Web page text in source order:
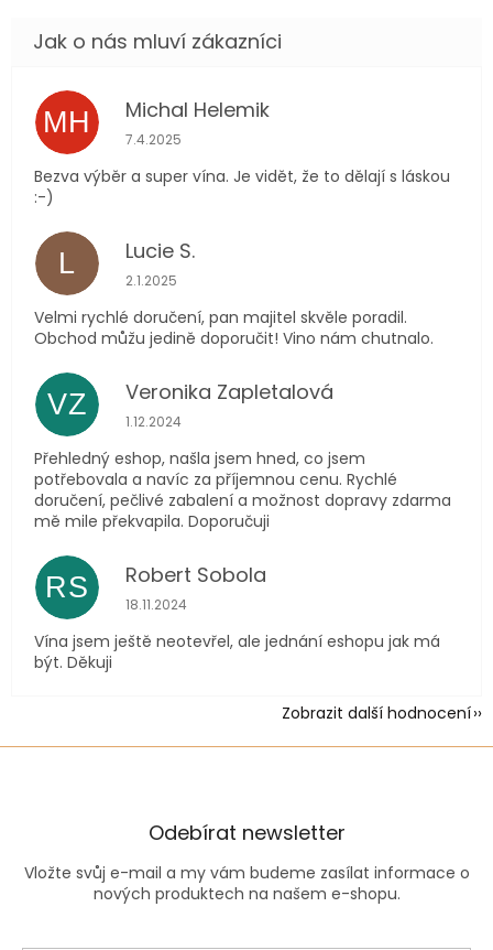
MH Michal Helemik
Hodnocení obchodu je 5 z 5 hvězdiček.
7.4.2025
Bezva výběr a super vína. Je vidět, že to dělají s láskou
:-)
L Lucie S.
Hodnocení obchodu je 5 z 5 hvězdiček.
2.1.2025
Velmi rychlé doručení, pan majitel skvěle poradil.
Obchod můžu jedině doporučit! Vino nám chutnalo.
VZ Veronika Zapletalová
Hodnocení obchodu je 5 z 5 hvězdiček.
1.12.2024
Přehledný eshop, našla jsem hned, co jsem
potřebovala a navíc za příjemnou cenu. Rychlé
doručení, pečlivé zabalení a možnost dopravy zdarma
mě mile překvapila. Doporučuji
RS Robert Sobola
Hodnocení obchodu je 5 z 5 hvězdiček.
18.11.2024
Vína jsem ještě neotevřel, ale jednání eshopu jak má
být. Děkuji
Zobrazit další hodnocení
Odebírat newsletter
Vložte svůj e-mail a my vám budeme zasílat informace o
nových produktech na našem e-shopu.